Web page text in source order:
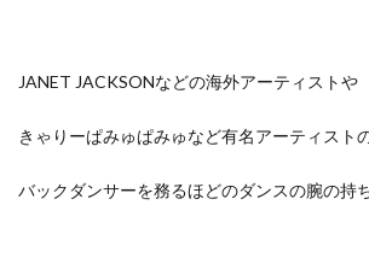
JANET JACKSONなどの海外アーティストや
きゃりーぱみゅぱみゅなど有名アーティスト
バックダンサーを務るほどのダンスの腕の持